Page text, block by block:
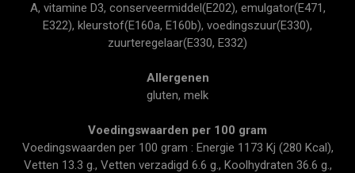
A, vitamine D3, conserveermiddel(E202), emulgator(E471,
E322), kleurstof(E160a, E160b), voedingszuur(E330),
zuurteregelaar(E330, E332)
Allergenen
gluten, melk
Voedingswaarden per 100 gram
Voedingswaarden per 100 gram : Energie 1173 Kj (280 Kcal),
Vetten 13.3 g., Vetten verzadigd 6.6 g., Koolhydraten 36.6 g.,